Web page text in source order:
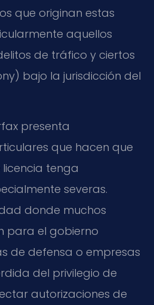
que originan estas
aquellos
de tráfico y ciertos
bajo la jurisdicción del
presenta
que hacen que
tenga
severas.
donde muchos
para el gobierno
de defensa o empresas
del privilegio de
autorizaciones de